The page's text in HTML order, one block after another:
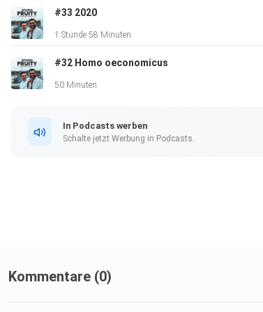
#33 2020
1 Stunde 58 Minuten
#32 Homo oeconomicus
50 Minuten
In Podcasts werben
Schalte jetzt Werbung in Podcasts.
Kommentare (0)